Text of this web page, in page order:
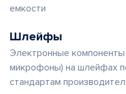
емкости
Шлейфы
Электронные
микрофоны) на шлейфах
стандартам